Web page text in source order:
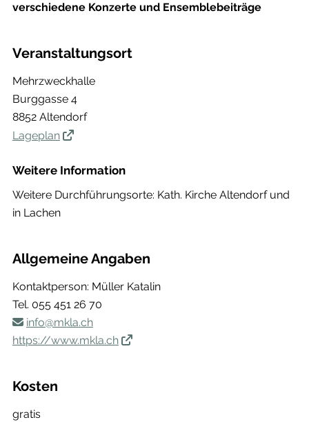
verschiedene Konzerte und Ensemblebeiträge
Veranstaltungsort
Mehrzweckhalle
Burggasse 4
8852 Altendorf
Lageplan
Weitere Information
Weitere Durchführungsorte: Kath. Kirche Altendorf und
in Lachen
Allgemeine Angaben
Kontaktperson: Müller Katalin
Tel. 055 451 26 70
info@mkla.ch
https://www.mkla.ch
Kosten
gratis